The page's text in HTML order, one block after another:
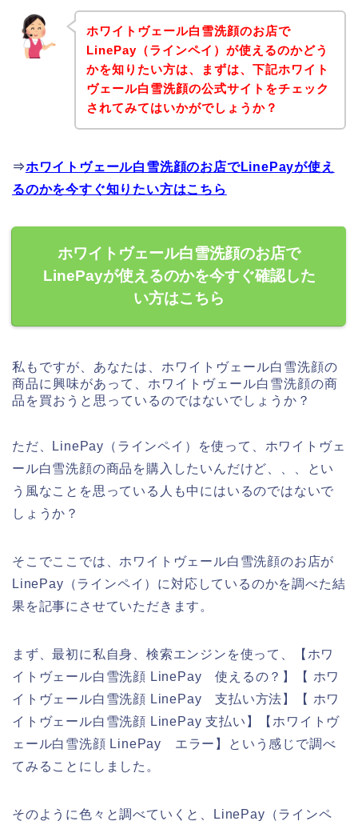
ホワイトヴェール白雪洗顔のお店で
LinePay（ラインペイ）が使えるのかどう
かを知りたい方は、まずは、下記ホワイト
ヴェール白雪洗顔の公式サイトをチェック
されてみてはいかがでしょうか？
⇒ホワイトヴェール白雪洗顔のお店でLinePayが使え
るのかを今すぐ知りたい方はこちら
ホワイトヴェール白雪洗顔のお店で
LinePayが使えるのかを今すぐ確認した
い方はこちら
私もですが、あなたは、ホワイトヴェール白雪洗顔の
商品に興味があって、ホワイトヴェール白雪洗顔の商
品を買おうと思っているのではないでしょうか？
ただ、LinePay（ラインペイ）を使って、ホワイトヴェ
ール白雪洗顔の商品を購入したいんだけど、、、とい
う風なことを思っている人も中にはいるのではないで
しょうか？
そこでここでは、ホワイトヴェール白雪洗顔のお店が
LinePay（ラインペイ）に対応しているのかを調べた結
果を記事にさせていただきます。
まず、最初に私自身、検索エンジンを使って、【ホワ
イトヴェール白雪洗顔 LinePay 使えるの？】【 ホワ
イトヴェール白雪洗顔 LinePay 支払い方法】【 ホワ
イトヴェール白雪洗顔 LinePay 支払い】【ホワイトヴ
ェール白雪洗顔 LinePay エラー】という感じで調べ
てみることにしました。
そのように色々と調べていくと、LinePay（ラインペ